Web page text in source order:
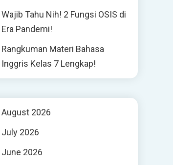
Wajib Tahu Nih! 2 Fungsi OSIS di
Era Pandemi!
Rangkuman Materi Bahasa
Inggris Kelas 7 Lengkap!
August 2026
July 2026
June 2026